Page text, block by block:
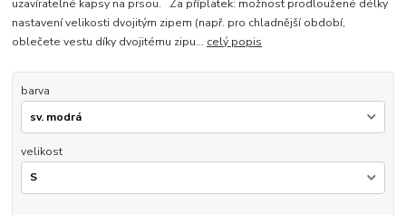
uzavíratelné kapsy na prsou. Za příplatek: možnost prodloužené délky
nastavení velikosti dvojitým zipem (např. pro chladnější období,
oblečete vestu díky dvojitému zipu... celý popis
barva
velikost